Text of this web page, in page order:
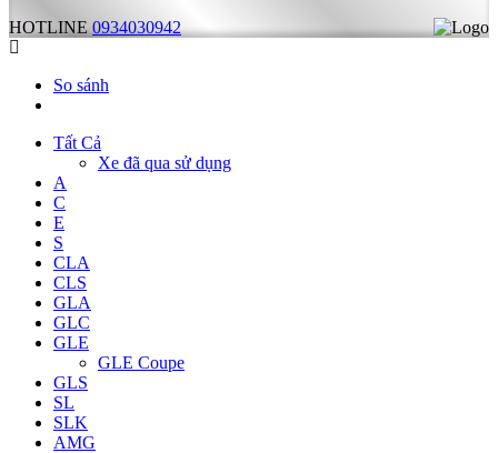
HOTLINE 0934030942
So sánh
Tất Cả
Xe đã qua sử dụng
A
C
E
S
CLA
CLS
GLA
GLC
GLE
GLE Coupe
GLS
SL
SLK
AMG